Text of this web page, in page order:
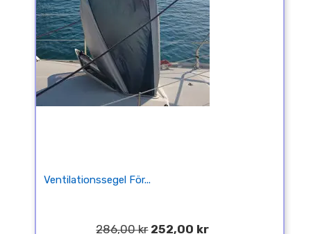
Ventilationssegel För...
286,00 kr 252,00 kr